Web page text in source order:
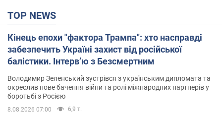
TOP NEWS
Кінець епохи "фактора Трампа": хто насправді
забезпечить Україні захист від російської
балістики. Інтерв’ю з Безсмертним
Володимир Зеленський зустрівся з українським дипломата та
окреслив нове бачення війни та ролі міжнародних партнерів у
боротьбі з Росією
8.08.2026 07:00 6,9 т.